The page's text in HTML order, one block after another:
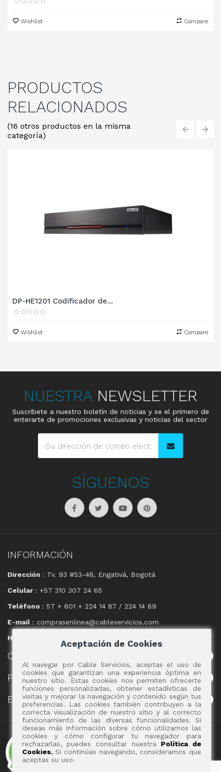
Wishlist Compare
PRODUCTOS
RELACIONADOS
(16 otros productos en la misma
categoría)
DP-HE1201 Codificador de...
Wishlist Compare
NUESTRA NEWSLETTER
Suscribete a nuestro boletín de noticias y se el primero de
enterarte de promociones exclusivas y noticias del sector
SÍGUENOS
INFORMACIÓN
Dirección : Tv. 93 #53-48, Engativá, Bogotá
Celular : +57 310 307 24 65
Teléfono : 57 + 601 + 224 14 87 / 224 14 89
E-mail : comprasenlinea@cableservicios.com
Horario
CABLE
POLÍTICAS
EVENTOS
Aceptación de Cookies
Al navegar por Cable Servicios, aceptas el uso de
cookies que garantizan una experiencia óptima en
nuestro sitio. Estas cookies nos permiten ofrecerte
funciones personalizadas, obtener estadísticas de
visitas y mejorar la navegación y contenido según tus
preferencias. Las cookies también contribuyen a la
correcta visualización de nuestro sitio y al correcto
funcionamiento de las diversas funcionalidades. Si
deseas más información sobre cómo utilizamos las
cookies y cómo configurar tu navegador para
rechazarlas, puedes consultar nuestra Política de
Cookies.Si continúas navegando, consideramos que
aceptas su uso.
Copyright 2017 - Cable Servicios S.A.